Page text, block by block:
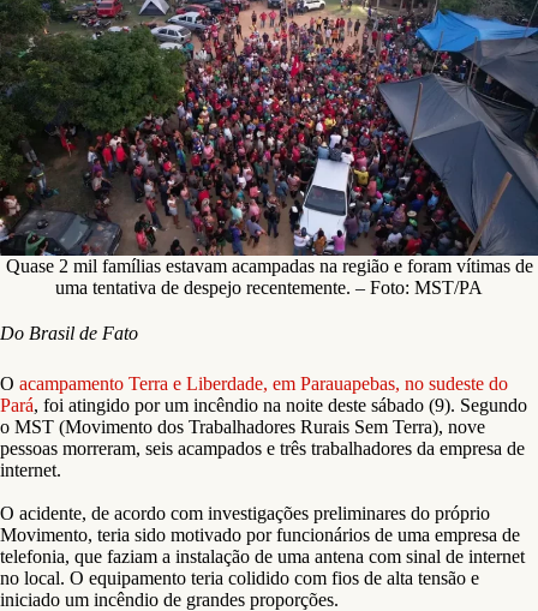
Quase 2 mil famílias estavam acampadas na região e foram vítimas de
uma tentativa de despejo recentemente. – Foto: MST/PA
Do Brasil de Fato
O acampamento Terra e Liberdade, em Parauapebas, no sudeste do
Pará, foi atingido por um incêndio na noite deste sábado (9). Segundo
o MST (Movimento dos Trabalhadores Rurais Sem Terra), nove
pessoas morreram, seis acampados e três trabalhadores da empresa de
internet.
O acidente, de acordo com investigações preliminares do próprio
Movimento, teria sido motivado por funcionários de uma empresa de
telefonia, que faziam a instalação de uma antena com sinal de internet
no local. O equipamento teria colidido com fios de alta tensão e
iniciado um incêndio de grandes proporções.